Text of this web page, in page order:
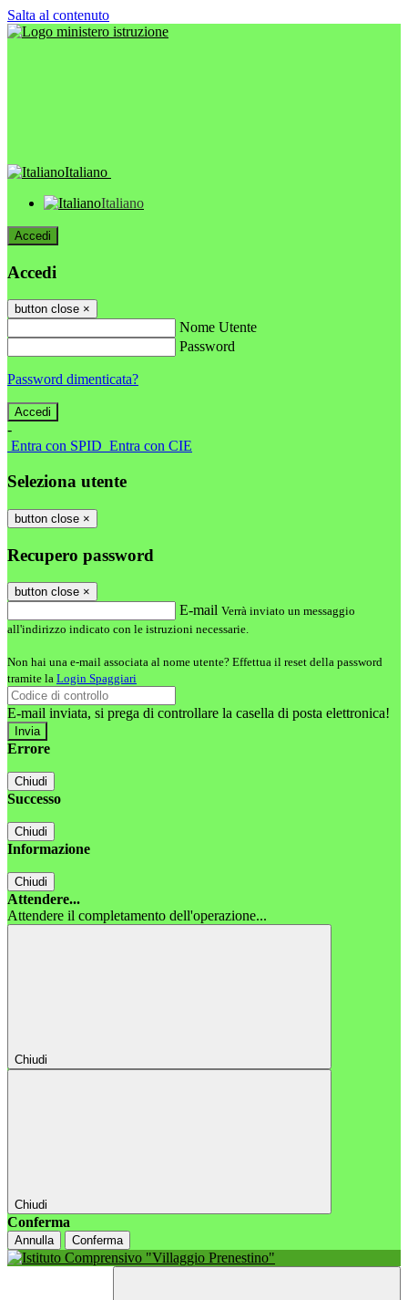
Salta al contenuto
Italiano
Italiano
Accedi
Accedi
button close ×
Nome Utente
Password
Password dimenticata?
-
Entra con SPID Entra con CIE
Seleziona utente
button close ×
Recupero password
button close ×
E-mail Verrà inviato un messaggio
all'indirizzo indicato con le istruzioni necessarie.
Non hai una e-mail associata al nome utente? Effettua il reset della password
tramite la Login Spaggiari
E-mail inviata, si prega di controllare la casella di posta elettronica!
Errore
Chiudi
Successo
Chiudi
Informazione
Chiudi
Attendere...
Attendere il completamento dell'operazione...
Chiudi
Chiudi
Conferma
Annulla Conferma